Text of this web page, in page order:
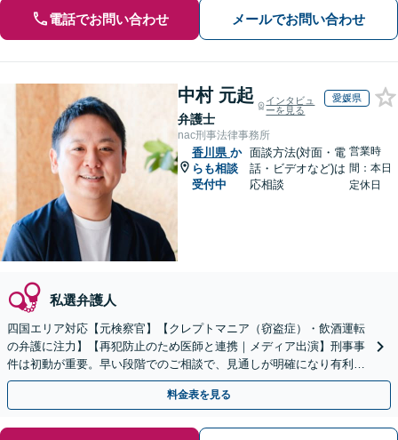
電話でお問い合わせ メールでお問い合わせ
中村 元起
弁護士
インタビュ
ーを見る
愛媛県
nac刑事法律事務所
香川県 か
らも相談
受付中
面談方法(対面・電
話・ビデオなど)は
応相談
営業時
間：本日
定休日
私選弁護人
四国エリア対応【元検察官】【クレプトマニア（窃盗症）・飲酒運転
の弁護に注力】【再犯防止のため医師と連携｜メディア出演】刑事事
件は初動が重要。早い段階でのご相談で、見通しが明確になり有利な
解決に繋がる可能性あり。一人で抱え込まずご相談ください
料金表を見る